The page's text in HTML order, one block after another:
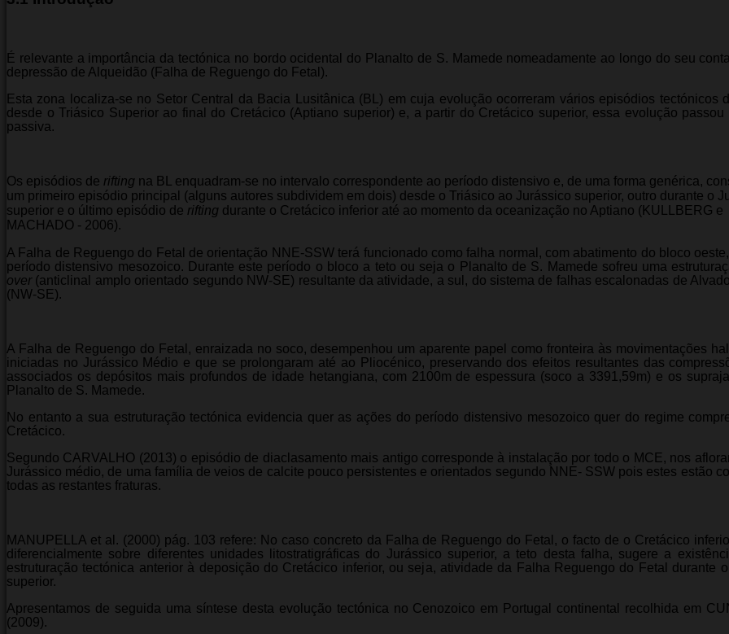
É relevante a importância da tectónica no bordo ocidental do Planalto de S. Mamede nomeadamente ao longo do seu
depressão de Alqueidão (Falha de Reguengo do Fetal).
Esta zona localiza-se no Setor Central da Bacia Lusitânica (BL) em cuja evolução ocorreram vários episódios tectónicos
desde o Triásico Superior ao final do Cretácico (Aptiano superior) e, a partir do Cretácico superior, essa evolução passou
passiva.
Os episódios de rifting na BL enquadram-se no intervalo correspondente ao período distensivo e, de uma forma genérica,
um primeiro episódio principal (alguns autores subdividem em dois) desde o Triásico ao Jurássico superior, outro durante o
superior e o último episódio de rifting durante o Cretácico inferior até ao momento da oceanização no Aptiano (KULLBERG e
MACHADO - 2006).
A Falha de Reguengo do Fetal de orientação NNE-SSW terá funcionado como falha normal, com abatimento do bloco
período distensivo mesozoico. Durante este período o bloco a teto ou seja o Planalto de S. Mamede sofreu uma
over(anticlinal amplo orientado segundo NW-SE) resultante da atividade, a sul, do sistema de falhas escalonadas de
(NW-SE).
A Falha de Reguengo do Fetal, enraizada no soco, desempenhou um aparente papel como fronteira às movimentações
iniciadas no Jurássico Médio e que se prolongaram até ao Pliocénico, preservando dos efeitos resultantes das
associados os depósitos mais profundos de idade hetangiana, com 2100m de espessura (soco a 3391,59m) e os
Planalto de S. Mamede.
No entanto a sua estruturação tectónica evidencia quer as ações do período distensivo mesozoico quer do regime
Cretácico.
Segundo CARVALHO (2013) o episódio de diaclasamento mais antigo corresponde à instalação por todo o MCE, nos
Jurássico médio, de uma família de veios de calcite pouco persistentes e orientados segundo NNE- SSW pois estes estão
todas as restantes fraturas.
MANUPELLA et al. (2000) pág. 103 refere: No caso concreto da Falha de Reguengo do Fetal, o facto de o Cretácico
diferencialmente sobre diferentes unidades litostratigráficas do Jurássico superior, a teto desta falha, sugere a
estruturação tectónica anterior à deposição do Cretácico inferior, ou seja, atividade da Falha Reguengo do Fetal durante
superior.
Apresentamos de seguida uma síntese desta evolução tectónica no Cenozoico em Portugal continental recolhida em
(2009).